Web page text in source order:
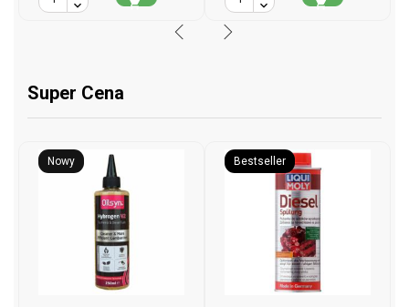
 
Super Cena
Nowy Bestseller